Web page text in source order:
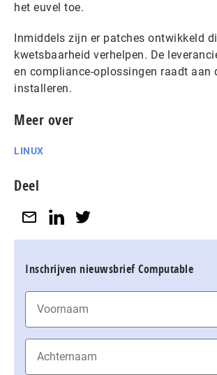
het euvel toe.
Inmiddels zijn er patches ontwikkeld
kwetsbaarheid verhelpen. De
en compliance-oplossingen raadt aan
installeren.
Meer over
LINUX
Deel
Inschrijven nieuwsbrief Computable